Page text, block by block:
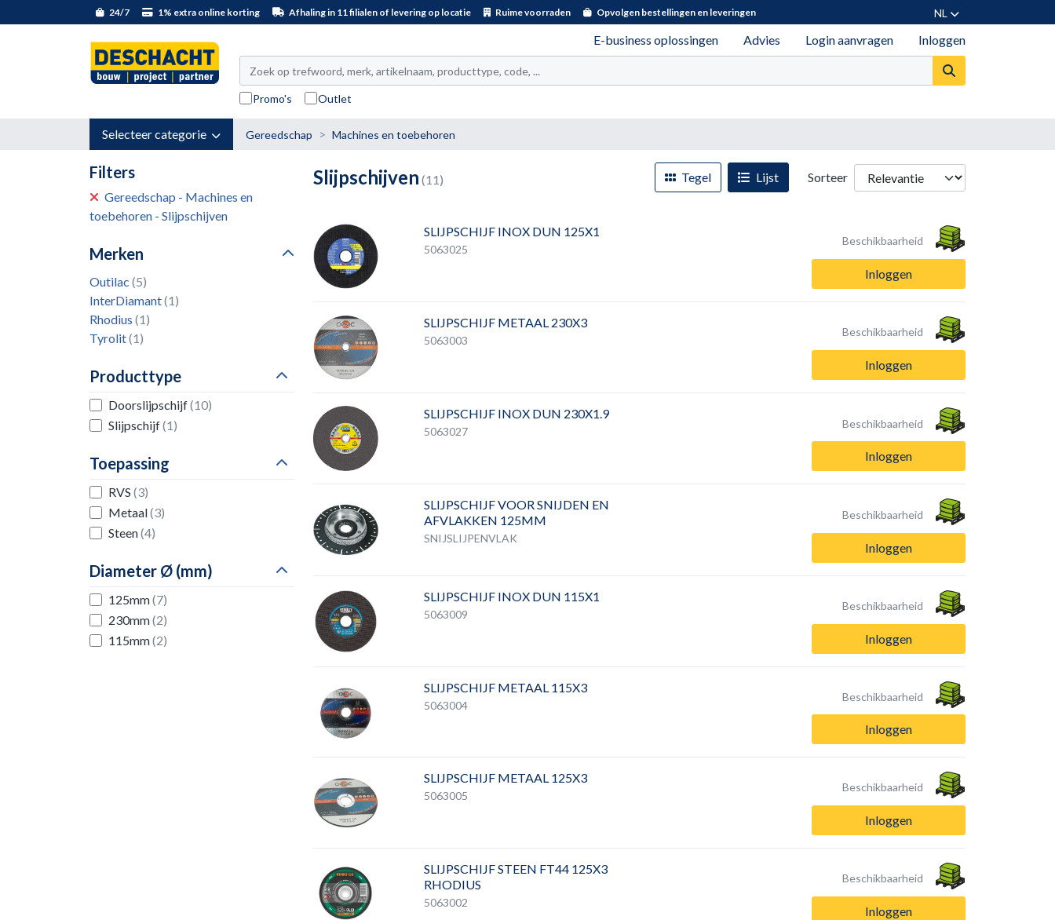
24/7 1% extra online korting Afhaling in 11 filialen of levering op locatie Ruime voorraden Opvolgen bestellingen en leveringen NL
E-business oplossingen Advies Login aanvragen Inloggen
Promo's Outlet
Selecteer categorie Gereedschap Machines en toebehoren
Filters
Gereedschap - Machines en
toebehoren - Slijpschijven
Merken
Outilac (5)
InterDiamant(1)
Rhodius (1)
Tyrolit(1)
Producttype
Doorslijpschijf(10)
Slijpschijf(1)
Toepassing
RVS (3)
Metaal(3)
Steen(4)
Diameter Ø (mm)
125mm(7)
230mm(2)
115mm(2)
Slijpschijven (11) Tegel Lijst Sorteer
SLIJPSCHIJF INOX DUN 125X1
5063025
Beschikbaarheid
Inloggen
SLIJPSCHIJF METAAL 230X3
5063003
Beschikbaarheid
Inloggen
SLIJPSCHIJF INOX DUN 230X1.9
5063027
Beschikbaarheid
Inloggen
SLIJPSCHIJF VOOR SNIJDEN EN
AFVLAKKEN 125MM
SNIJSLIJPENVLAK
Beschikbaarheid
Inloggen
SLIJPSCHIJF INOX DUN 115X1
5063009
Beschikbaarheid
Inloggen
SLIJPSCHIJF METAAL 115X3
5063004
Beschikbaarheid
Inloggen
SLIJPSCHIJF METAAL 125X3
5063005
Beschikbaarheid
Inloggen
SLIJPSCHIJF STEEN FT44 125X3
RHODIUS
5063002
Beschikbaarheid
Inloggen